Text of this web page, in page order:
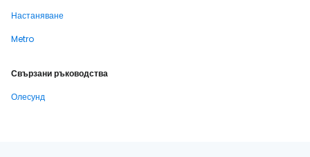
Настаняване
Metro
Свързани ръководства
Олесунд